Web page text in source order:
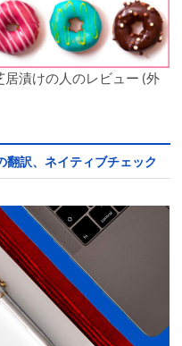
漬けの人のレビュー (外
訳、ネイティブチェック